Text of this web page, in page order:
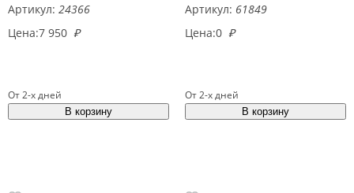
Артикул: 24366
Цена:7 950 ₽
От 2-х дней
Артикул: 61849
Цена:0 ₽
От 2-х дней